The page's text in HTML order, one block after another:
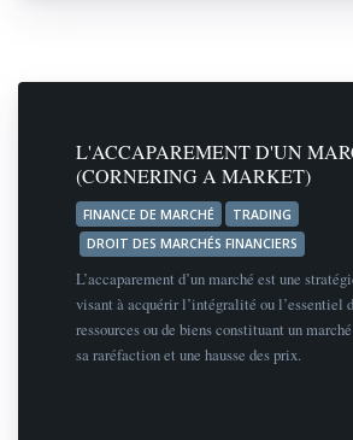
L'ACCAPAREMENT D'UN
(CORNERING A MARKET)
FINANCE DE MARCHÉ
TRADING
DROIT DES MARCHÉS FINANCIERS
L’accaparement d’un marché est une
visant à acquérir l’intégralité ou l’essentiel
ressources ou de biens constituant un
sa raréfaction et une hausse des prix.